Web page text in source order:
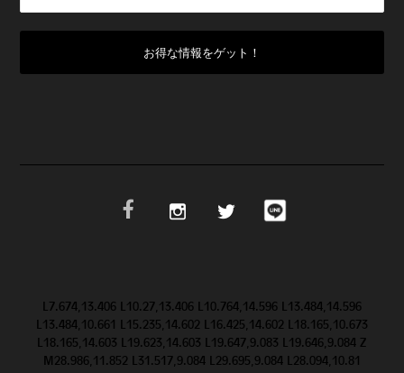
L7.674,13.406 L10.27,13.406 L10.764,14.596 L13.484,14.596
L13.484,10.661 L15.235,14.602 L16.425,14.602 L18.165,10.673
L18.165,14.603 L19.623,14.603 L19.647,9.083 L19.646,9.084 Z
M28.986,11.852 L31.517,9.084 L29.695,9.084 L28.094,10.81